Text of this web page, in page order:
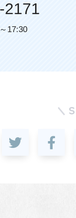
2171
17:30